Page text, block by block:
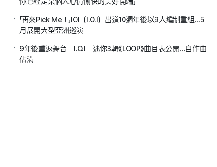
「再來Pick Me！」IOI（I.O.I）出道10週年後以9人編制重組…5
月展開大型亞洲巡演
9年後重返舞台 I.O.I 迷你3輯《LOOP》曲目表公開…自作曲
佔滿